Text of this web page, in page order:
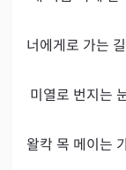
너에게로 가는
왈칵 목 메이는